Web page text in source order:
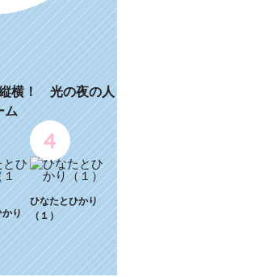
横！ 光の夜の人
ム
かり
4
ひなたとひかり
（１）